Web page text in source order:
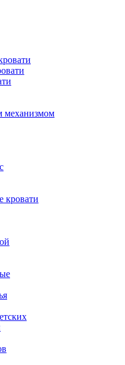
механизмом
кровати